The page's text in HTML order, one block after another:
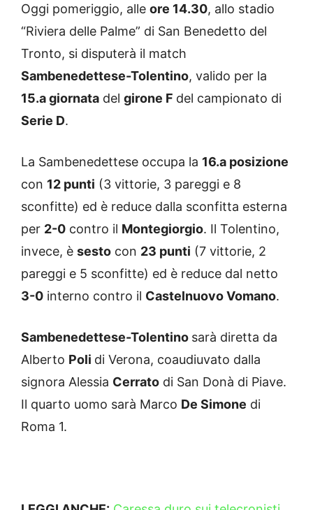
Oggi pomeriggio, alle ore 14.30, allo stadio
“Riviera delle Palme” di San Benedetto del
Tronto, si disputerà il match
Sambenedettese-Tolentino, valido per la
15.a giornata del girone F del campionato di
Serie D.
La Sambenedettese occupa la 16.a posizione
con 12 punti (3 vittorie, 3 pareggi e 8
sconfitte) ed è reduce dalla sconfitta esterna
per 2-0 contro il Montegiorgio. Il Tolentino,
invece, è sesto con 23 punti (7 vittorie, 2
pareggi e 5 sconfitte) ed è reduce dal netto
3-0 interno contro il Castelnuovo Vomano.
Sambenedettese-Tolentino sarà diretta da
Alberto Poli di Verona, coaudiuvato dalla
signora Alessia Cerrato di San Donà di Piave.
Il quarto uomo sarà Marco De Simone di
Roma 1.